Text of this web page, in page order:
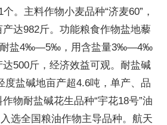
。主料作物小麦品种“济麦60”，
达982斤。功能粮食作物盐地藜
耐盐4‰—5‰，用含盐量3‰—4‰
500斤，经济效益可观。耐盐碱
度盐碱地亩产超4.6吨，单产、品
物耐盐碱花生品种“宇花18号”油
选全国粮油作物主导品种。航天